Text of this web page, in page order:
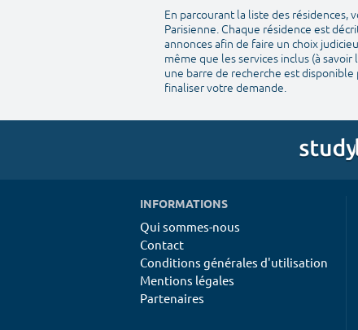
En parcourant la liste des
Parisienne. Chaque résidence est
annonces afin de faire un choix
même que les services inclus (à
une barre de recherche est
finaliser votre demande.
INFORMATIONS
Qui sommes-nous
Contact
Conditions générales d'utilisation
Mentions légales
Partenaires